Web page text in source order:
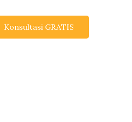
Konsultasi GRATIS